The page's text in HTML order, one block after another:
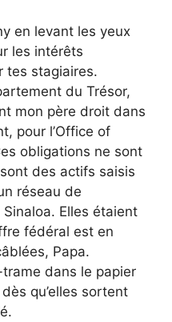
en levant les yeux
les intérêts
tes stagiaires.
du Trésor,
mon père droit dans
pour l’Office of
obligations ne sont
des actifs saisis
réseau de
Elles étaient
fédéral est en
Papa.
dans le papier
qu’elles sortent